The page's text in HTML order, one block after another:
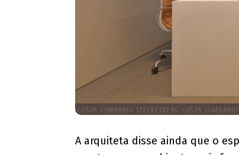
A arquiteta disse ainda que o